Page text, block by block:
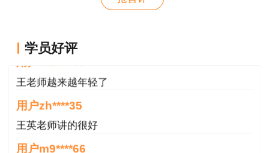
学员好评
用户m1****68
用户zh****35
王英老师讲的很好
用户m9****66
讲的非常易懂